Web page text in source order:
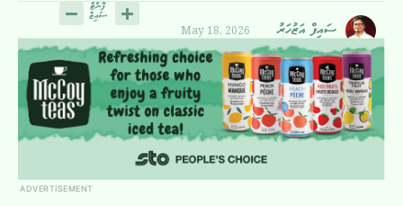
ސައިފް އަޒުހަރު May 18, 2026
ADVERTISEMENT